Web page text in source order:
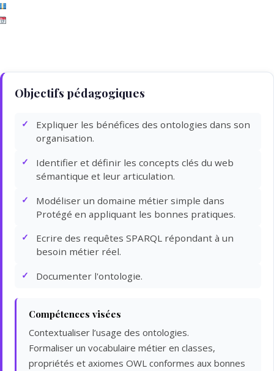
Objectifs pédagogiques
Expliquer les bénéfices des ontologies dans son
organisation.
Identifier et définir les concepts clés du web
sémantique et leur articulation.
Modéliser un domaine métier simple dans
Protégé en appliquant les bonnes pratiques.
Ecrire des requêtes SPARQL répondant à un
besoin métier réel.
Documenter l'ontologie.
Compétences visées
Contextualiser l’usage des ontologies.
Formaliser un vocabulaire métier en classes,
propriétés et axiomes OWL conformes aux bonnes